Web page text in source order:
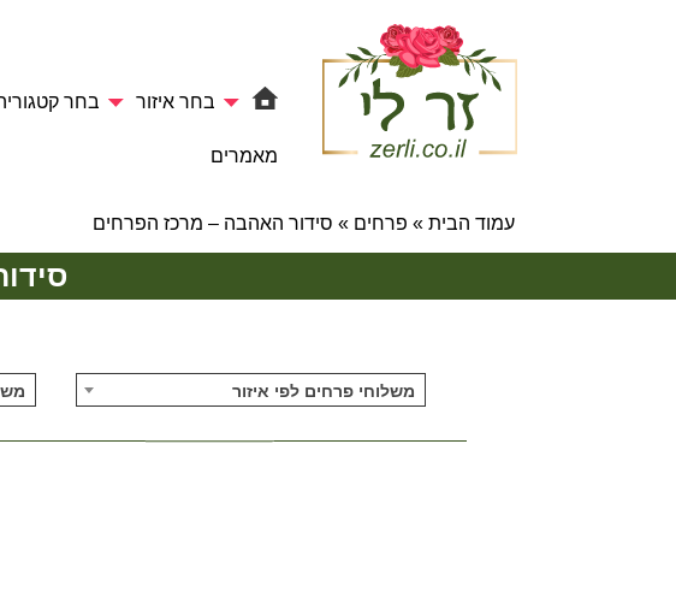
בחר איזור בחר
מאמרים
עמוד הבית » פרחים » סידור האהבה – מרכז הפרחים
משלוחי פרחים לפי איזור